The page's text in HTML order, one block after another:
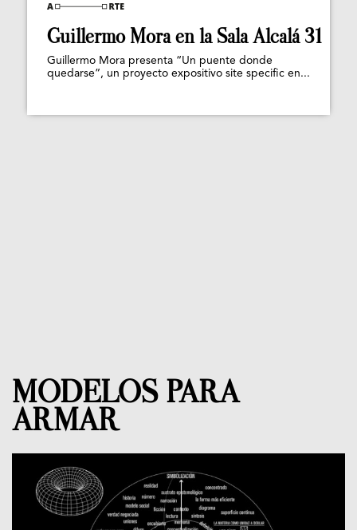
Guillermo Mora en la Sala Alcalá 31
Guillermo Mora presenta “Un puente donde
quedarse”, un proyecto expositivo site specific en...
MODELOS PARA
ARMAR